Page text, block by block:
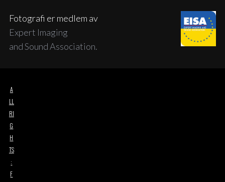
Fotografi er medlem av
Expert Imaging
and Sound Association.
A
LL
RI
G
H
TS
:
F